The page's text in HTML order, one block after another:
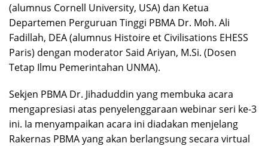
(alumnus Cornell University, USA) dan Ketua
Departemen Perguruan Tinggi PBMA Dr. Moh. Ali
Fadillah, DEA (alumnus Histoire et Civilisations EHESS
Paris) dengan moderator Said Ariyan, M.Si. (Dosen
Tetap Ilmu Pemerintahan UNMA).
Sekjen PBMA Dr. Jihaduddin yang membuka acara
mengapresiasi atas penyelenggaraan webinar seri ke-3
ini. Ia menyampaikan acara ini diadakan menjelang
Rakernas PBMA yang akan berlangsung secara virtual